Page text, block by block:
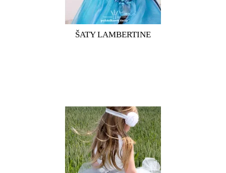
ŠATY LAMBERTINE
Dívčí krajkový top s šedou tylovou sukní Dívčí bílošedé šaty
s nadýchanou TUTU sukní pro malé i větší družičky. Horní
samostatný díl šatů je z elastické bílé krajky, podšitý bílou
elastickou bavlnou, s kulatým výstřihem a bez rukávů. Vrchní
TUTU sukně je vyrobena...